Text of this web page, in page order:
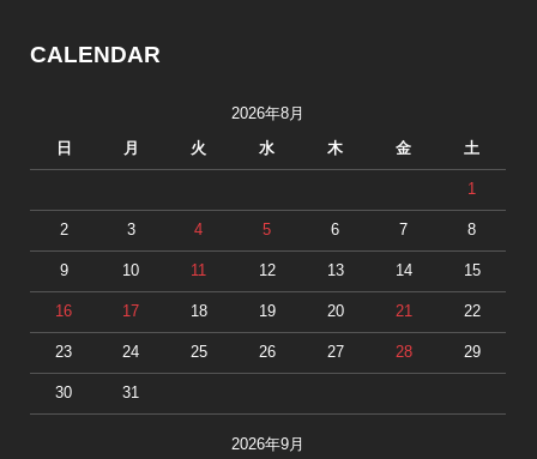
CALENDAR
2026年8月
日 月 火 水 木 金 土
1
2 3 4 5 6 7 8
9 10 11 12 13 14 15
16 17 18 19 20 21 22
23 24 25 26 27 28 29
30 31
2026年9月